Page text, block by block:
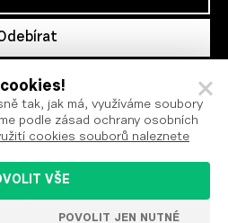
profilu
tak, jak má, využíváme soubory
podle zásad ochrany osobních
cookies souborů naleznete
POVOLIT JEN NUTNÉ
VŠE